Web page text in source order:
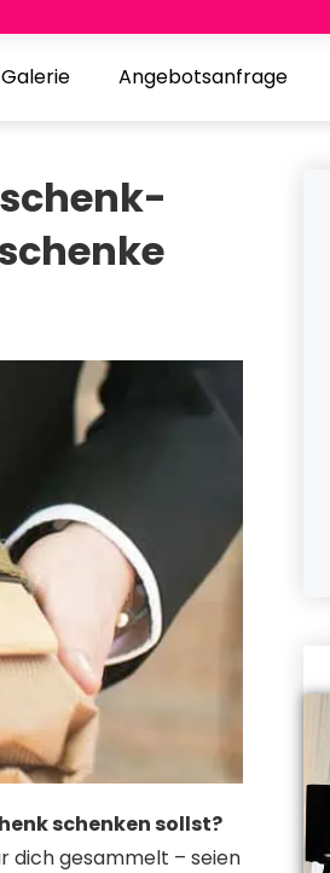
Galerie Angebotsanfrage
schenken sollst?
dich gesammelt – seien